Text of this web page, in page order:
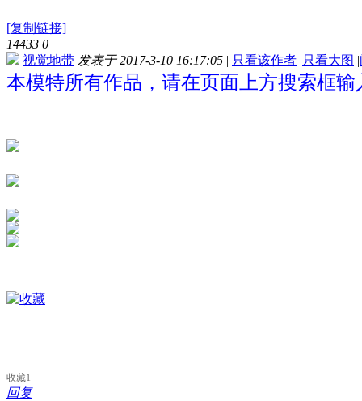
[复制链接]
14433 0
视觉地带 发表于 2017-3-10 16:17:05 | 只看该作者 |只看大图 |
本模特所有作品，请在页面上方搜索框
收藏1
回复